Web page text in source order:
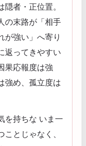
者・正位置。
の末路が「相手
が強い」へ寄り
返ってきやすい
果応報度は強
強め、孤立度は
を持ちな いま一
とじゃなく、